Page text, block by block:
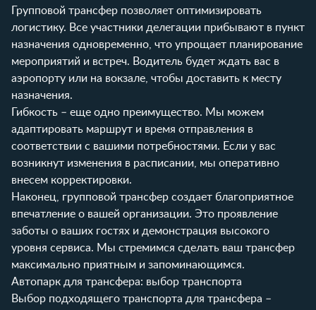
Групповой трансфер позволяет оптимизировать
логистику. Все участники делегации прибывают в пункт
назначения одновременно, что упрощает планирование
мероприятий и встреч. Водитель будет ждать вас в
аэропорту или на вокзале, чтобы доставить к месту
назначения.
Гибкость – еще одно преимущество. Мы можем
адаптировать маршрут и время отправления в
соответствии с вашими потребностями. Если у вас
возникнут изменения в расписании, мы оперативно
внесем корректировки.
Наконец, групповой трансфер создает благоприятное
впечатление о вашей организации. Это проявление
заботы о ваших гостях и демонстрация высокого
уровня сервиса. Мы стремимся сделать ваш трансфер
максимально приятным и запоминающимся.
Автопарк для трансфера: выбор транспорта
Выбор подходящего транспорта для трансфера –